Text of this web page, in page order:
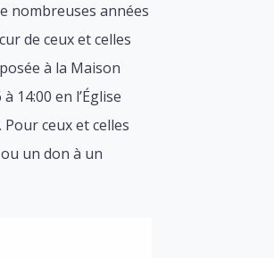
nombreuses années
de ceux et celles
à la Maison
14:00 en l’Église
ceux et celles
un don à un